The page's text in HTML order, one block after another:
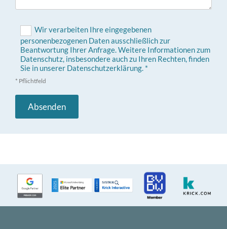
Wir verarbeiten Ihre eingegebenen
personenbezogenen Daten ausschließlich zur
Beantwortung Ihrer Anfrage. Weitere Informationen zum
Datenschutz, insbesondere auch zu Ihren Rechten, finden
Sie in unserer Datenschutzerklärung. *
* Pflichtfeld